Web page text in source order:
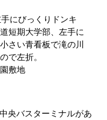
にびっくりドンキ
短期大学部、左手に
さい青看板で滝の川
で左折。
敷地
央バスターミナルがあ